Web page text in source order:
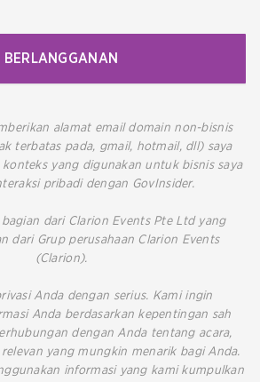
BERLANGGANAN
alamat email domain non-bisnis
terbatas pada, gmail, hotmail, dll) saya
yang digunakan untuk bisnis saya
pribadi dengan GovInsider.
bagian dari Clarion Events Pte Ltd yang
dari Grup perusahaan Clarion Events
(Clarion).
Anda dengan serius. Kami ingin
Anda berdasarkan kepentingan sah
dengan Anda tentang acara,
yang mungkin menarik bagi Anda.
informasi yang kami kumpulkan